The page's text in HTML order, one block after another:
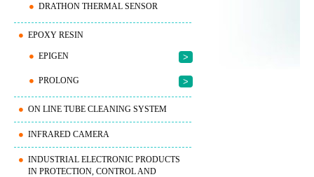
DRATHON THERMAL SENSOR
EPOXY RESIN
EPIGEN >
PROLONG >
ON LINE TUBE CLEANING SYSTEM
INFRARED CAMERA
INDUSTRIAL ELECTRONIC PRODUCTS
IN PROTECTION, CONTROL AND